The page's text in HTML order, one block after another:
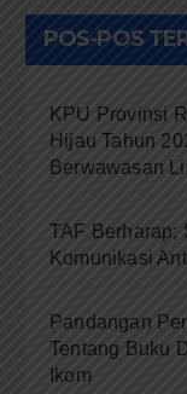
POS-POS
KPU Provinsi
Hijau Tahun
Berwawasan
TAF Berharap;
Komunikasi
Pandangan
Tentang Buku
Ikom